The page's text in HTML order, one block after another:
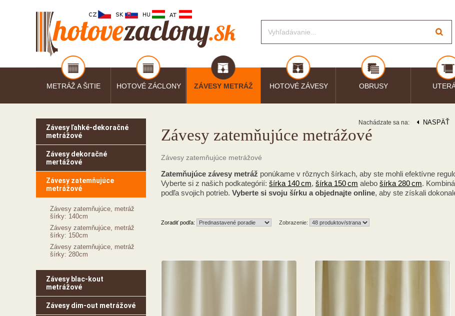
METRÁŽ A ŠITIE HOTOVÉ ZÁCLONY ZÁVESY METRÁŽ HOTOVÉ ZÁVESY OBRUSY
Závesy ľahké-dekoračné
metrážové
Závesy dekoračné
mertážové
Závesy zatemňujúce
metrážové
Závesy zatemňujúce, metráž
šírky: 140cm
Závesy zatemňujúce, metráž
šírky: 150cm
Závesy zatemňujúce, metráž
šírky: 280cm
Závesy blac-kout
metrážové
Závesy dim-out metrážové
Nachádzate sa na: NASPÄŤ
Závesy zatemňujúce metrážové
Závesy zatemňujúce metrážové
Zatemňujúce závesy metráž ponúkame v rôznych šírkach, aby ste mohli efektívne
Vyberte si z našich podkategórií: šírka 140 cm, šírka 150 cm alebo šírka 280 cm.
podľa svojich potrieb. Vyberte si svoju šírku a objednajte online, aby ste získali
Zoradiť podľa: Zobrazenie: